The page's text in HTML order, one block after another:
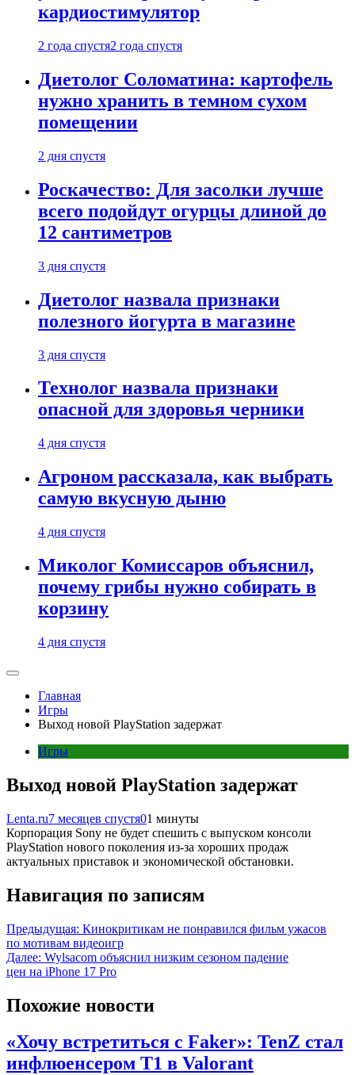
кардиостимулятор
2 года спустя2 года спустя
Диетолог Соломатина: картофель
нужно хранить в темном сухом
помещении
2 дня спустя
Роскачество: Для засолки лучше
всего подойдут огурцы длиной до
12 сантиметров
3 дня спустя
Диетолог назвала признаки
полезного йогурта в магазине
3 дня спустя
Технолог назвала признаки
опасной для здоровья черники
4 дня спустя
Агроном рассказала, как выбрать
самую вкусную дыню
4 дня спустя
Миколог Комиссаров объяснил,
почему грибы нужно собирать в
корзину
4 дня спустя
Главная
Игры
Выход новой PlayStation задержат
Игры
Выход новой PlayStation задержат
Lenta.ru7 месяцев спустя01 минуты
Корпорация Sony не будет спешить с выпуском консоли
PlayStation нового поколения из-за хороших продаж
актуальных приставок и экономической обстановки.
Навигация по записям
Предыдущая: Кинокритикам не понравился фильм ужасов
по мотивам видеоигр
Далее: Wylsacom объяснил низким сезоном падение
цен на iPhone 17 Pro
Похожие новости
«Хочу встретиться с Faker»: TenZ стал
инфлюенсером T1 в Valorant